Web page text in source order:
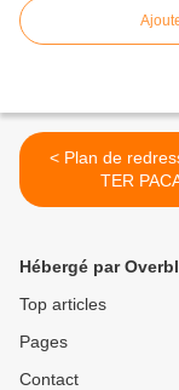
< Plan de redressement
TER
Hébergé par
Top articles
Pages
Contact